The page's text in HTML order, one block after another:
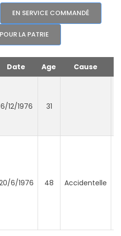
EN SERVICE COMMANDÉ
LA PATRIE
Date Age Cause
6/12/1976 31
6/1976 48 Accidentelle